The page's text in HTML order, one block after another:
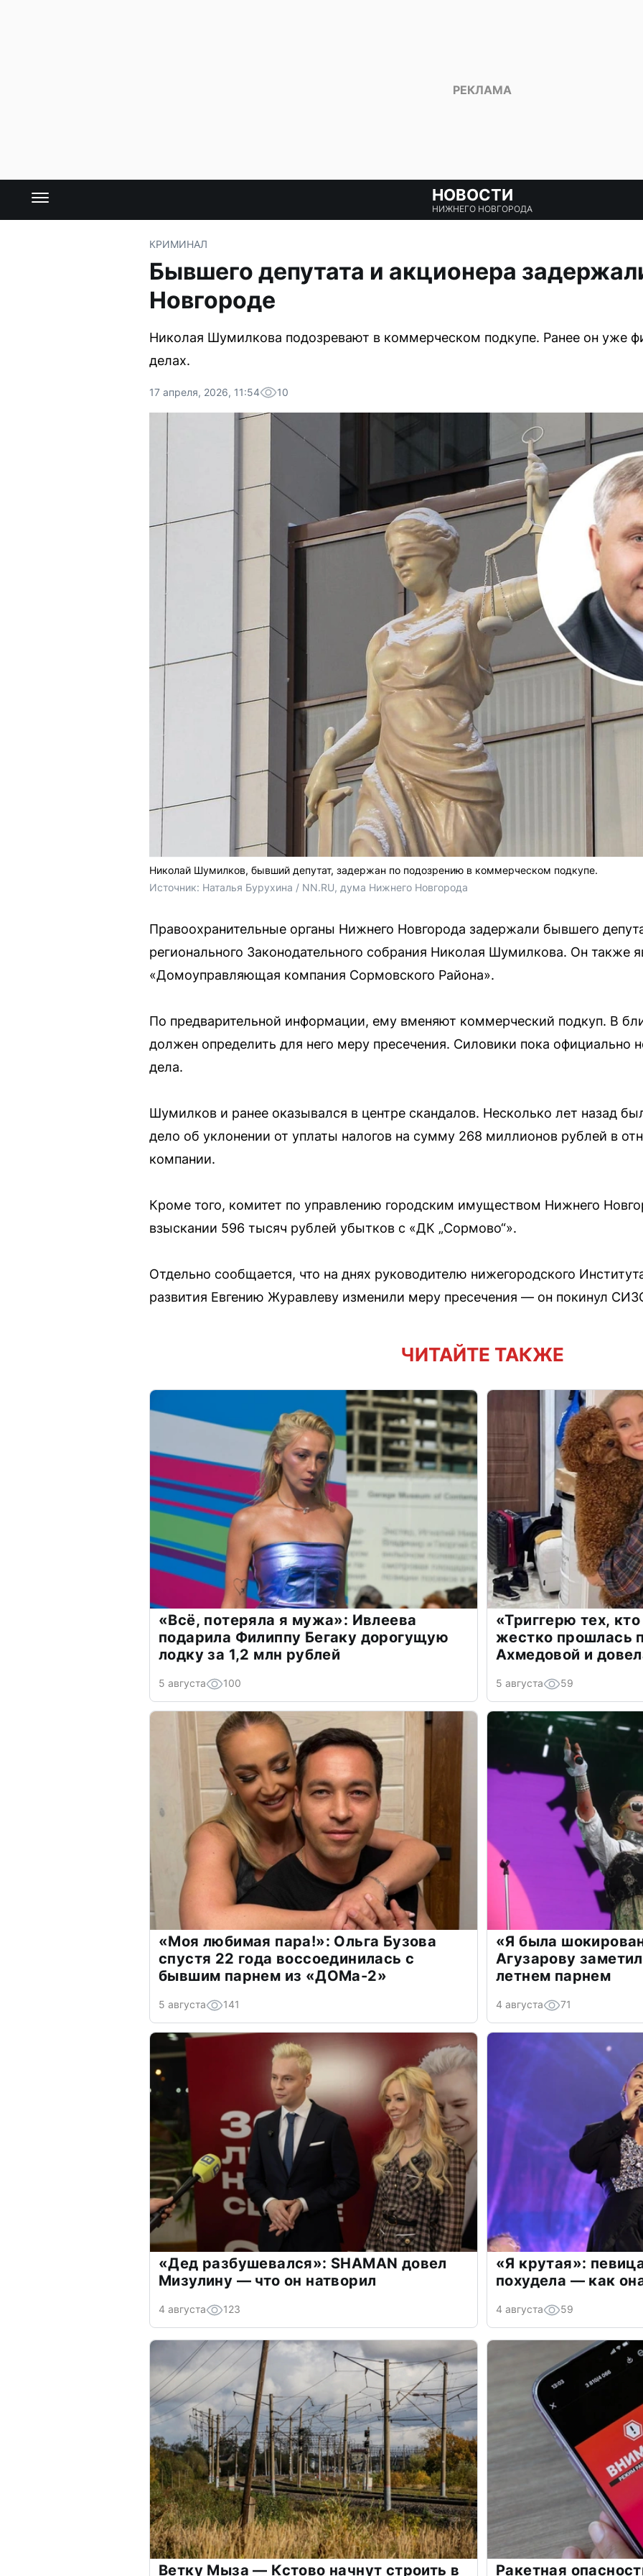
НОВОСТИ
НИЖНЕГО НОВГОРОДА
КРИМИНАЛ
Бывшего депутата и акционера
Новгороде
Николая Шумилкова подозревают в коммерческом подкупе. Ранее он уже
делах.
17 апреля, 2026, 11:54 10
Николай Шумилков, бывший депутат, задержан по подозрению в коммерческом подкупе.
Источник: Наталья Бурухина / NN.RU, дума Нижнего Новгорода
Правоохранительные органы Нижнего Новгорода задержали бывшего
регионального Законодательного собрания Николая Шумилкова. Он также
«Домоуправляющая компания Сормовского Района».
По предварительной информации, ему вменяют коммерческий подкуп. В
должен определить для него меру пресечения. Силовики пока официально
дела.
Шумилков и ранее оказывался в центре скандалов. Несколько лет назад
дело об уклонении от уплаты налогов на сумму 268 миллионов рублей в
компании.
Кроме того, комитет по управлению городским имуществом Нижнего
взыскании 596 тысяч рублей убытков с «ДК „Сормово“».
Отдельно сообщается, что на днях руководителю нижегородского
развития Евгению Журавлеву изменили меру пресечения — он покинул
ЧИТАЙТЕ ТАКЖЕ
«Всё, потеряла я мужа»: Ивлеева
подарила Филиппу Бегаку дорогущую
лодку за 1,2 млн рублей
5 августа 100
«Триггерю тех,
жестко прошлась
Ахмедовой и
5 августа 59
«Моя любимая пара!»: Ольга Бузова
спустя 22 года воссоединилась с
бывшим парнем из «ДОМа-2»
5 августа 141
«Я была
Агузарову
летнем парнем
4 августа 71
«Дед разбушевался»: SHAMAN довел
Мизулину — что он натворил
4 августа 123
«Я крутая»:
похудела — как
4 августа 59
Ветку Мыза — Кстово начнут строить в Ракетная